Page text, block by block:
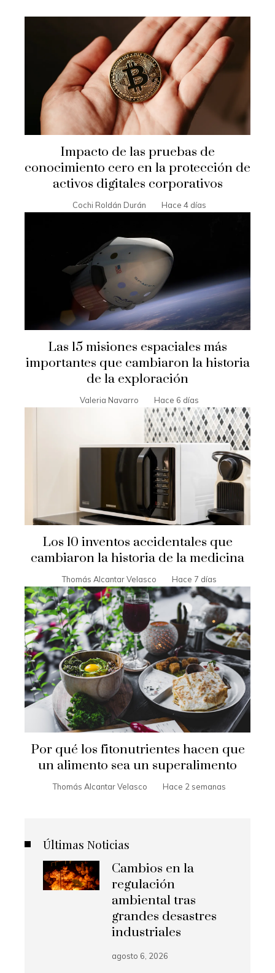
Impacto de las pruebas de
conocimiento cero en la protección de
activos digitales corporativos
Cochi Roldán Durán Hace 4 días
Las 15 misiones espaciales más
importantes que cambiaron la historia
de la exploración
Valeria Navarro Hace 6 días
Los 10 inventos accidentales que
cambiaron la historia de la medicina
Thomás Alcantar Velasco Hace 7 días
Por qué los fitonutrientes hacen que
un alimento sea un superalimento
Thomás Alcantar Velasco Hace 2 semanas
Últimas Noticias
Cambios en la
regulación
ambiental tras
grandes desastres
industriales
agosto 6, 2026